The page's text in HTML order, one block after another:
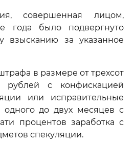
совершенная лицом,
года было подвергнуто
взысканию за указанное
в размере от трехсот
с конфискацией
или исправительные
до двух месяцев с
процентов заработка с
спекуляции.